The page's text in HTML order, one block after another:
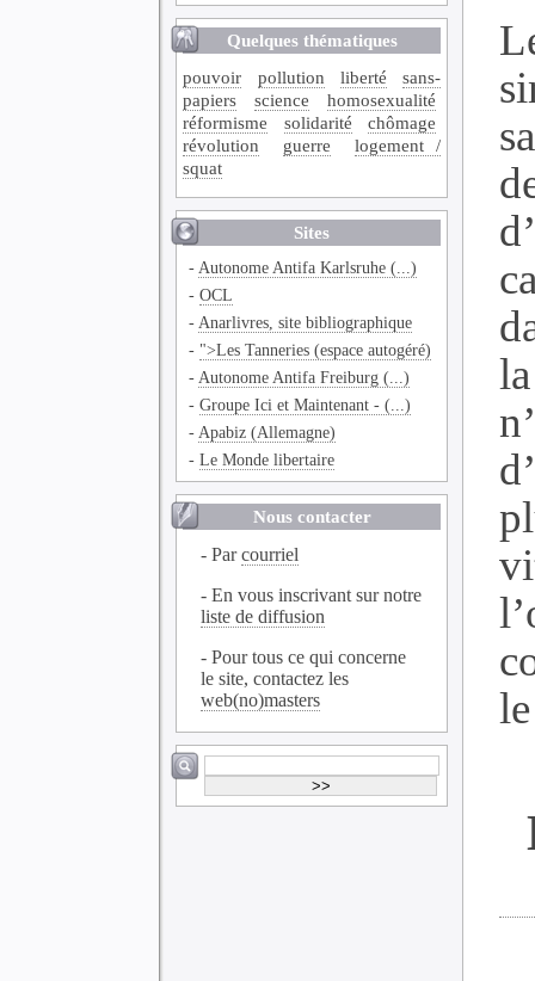
Quelques thématiques
pouvoir
pollution liberté
sans-
papiers
science
homosexualité
réformisme
solidarité
chômage
révolution
guerre
logement /
squat
Sites
- Autonome Antifa Karlsruhe (...)
-OCL
- Anarlivres, site bibliographique
- ">Les Tanneries (espace autogéré)
- Autonome Antifa Freiburg (...)
-Groupe Ici et Maintenant - (...)
- Apabiz (Allemagne)
-Le Monde libertaire
Nous contacter
- Parcourriel
- En vous inscrivant sur notre
liste de diffusion
- Pour tous ce qui concerne
le site, contactez les
web(no)masters